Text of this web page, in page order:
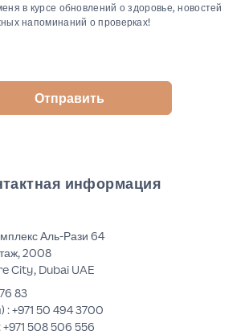
в курсе обновлений о здоровье, новостей
напоминаний о проверках!
Отправить
информация
Аль-Рази 64
2008
City, Dubai UAE
83
:+971 50 494 3700
+971 508 506 556